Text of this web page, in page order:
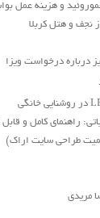
و هزینه عمل
نجف و هتل کربلا
درباره درخواست ویزا
راهنمای کامل و
طراحی سایت اراک)
مریدی